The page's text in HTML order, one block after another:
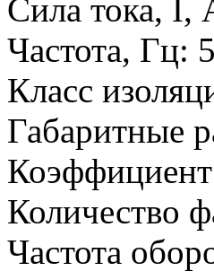
Сила тока, I,
Частота, Гц:
Класс
Габаритные
Количество
Частота